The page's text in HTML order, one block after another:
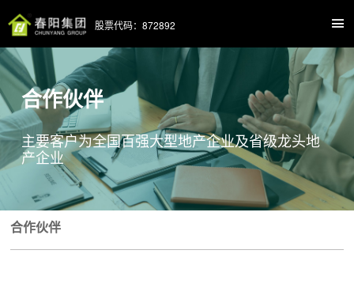
股票代码：872892
合作伙伴
主要客户为全国百强大型地产企业及省级龙头地
产企业
合作伙伴